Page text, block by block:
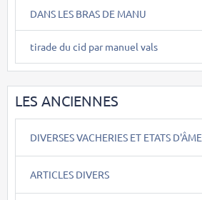
DANS LES BRAS DE MANU
tirade du cid par manuel vals
LES ANCIENNES
DIVERSES VACHERIES ET ETATS D'ÂME
ARTICLES DIVERS